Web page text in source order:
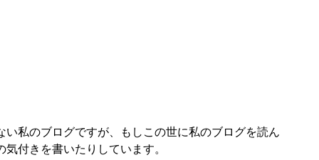
私のブログですが、もしこの世に私のブログを読ん
付きを書いたりしています。